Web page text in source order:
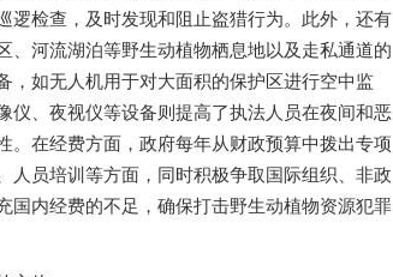
逻检查，及时发现和阻止盗猎行为。此外，还有
、河流湖泊等野生动植物栖息地以及走私通道的
，如无人机用于对大面积的保护区进行空中监
仪、夜视仪等设备则提高了执法人员在夜间和恶
。在经费方面，政府每年从财政预算中拨出专项
人员培训等方面，同时积极争取国际组织、非政
国内经费的不足，确保打击野生动植物资源犯罪